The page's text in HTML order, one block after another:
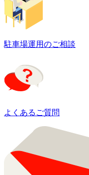
駐車場運用のご相談
よくあるご質問